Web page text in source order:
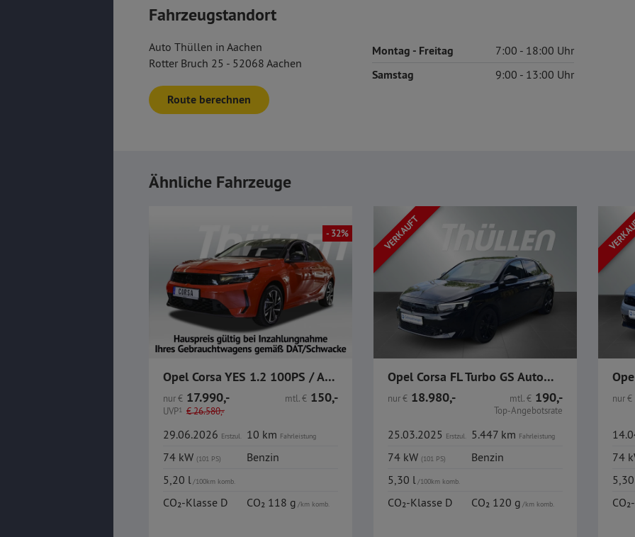
Fahrzeugstandort
Auto Thüllen in Aachen
Rotter Bruch 25 - 52068 Aachen
Route berechnen
Montag - Freitag 7:00 18:00
Samstag 9:00 13:00
Ähnliche Fahrzeuge
- 32%
Opel Corsa YES 1.2 100PS / Allwetter / LKR-HZ / SHZ /
nur€ 17.990,-
UVP1 €26.580,-
mtl.€ 150,-
29.06.2026 Erstzul. 10 km Fahrleistung
74 kW (101 PS)
Benzin
5,20 l/100km komb.
CO₂-Klasse D CO₂ 118 g/km komb.
VERKAUFT
Opel Corsa FL Turbo GS Autom. ACC IntelliLux Navi GJR
nur€ 18.980,- mtl.€ 190,-
Top-Angebotsrate
25.03.2025 Erstzul. 5.447 km Fahrleistung
74 kW (101 PS)
Benzin
5,30 l/100km komb.
CO₂-Klasse D CO₂ 120 g/km komb.
nur€
74